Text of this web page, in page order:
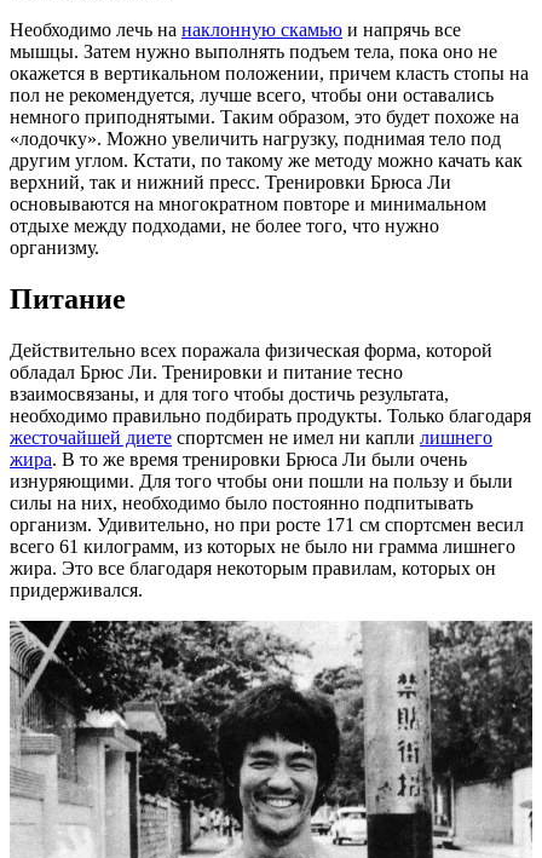
Необходимо лечь на наклонную скамью и напрячь все
мышцы. Затем нужно выполнять подъем тела, пока оно не
окажется в вертикальном положении, причем класть стопы на
пол не рекомендуется, лучше всего, чтобы они оставались
немного приподнятыми. Таким образом, это будет похоже на
«лодочку». Можно увеличить нагрузку, поднимая тело под
другим углом. Кстати, по такому же методу можно качать как
верхний, так и нижний пресс. Тренировки Брюса Ли
основываются на многократном повторе и минимальном
отдыхе между подходами, не более того, что нужно
организму.
Питание
Действительно всех поражала физическая форма, которой
обладал Брюс Ли. Тренировки и питание тесно
взаимосвязаны, и для того чтобы достичь результата,
необходимо правильно подбирать продукты. Только благодаря
жесточайшей диете спортсмен не имел ни капли лишнего
жира. В то же время тренировки Брюса Ли были очень
изнуряющими. Для того чтобы они пошли на пользу и были
силы на них, необходимо было постоянно подпитывать
организм. Удивительно, но при росте 171 см спортсмен весил
всего 61 килограмм, из которых не было ни грамма лишнего
жира. Это все благодаря некоторым правилам, которых он
придерживался.